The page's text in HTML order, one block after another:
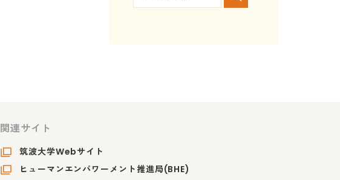
関連サイト
筑波大学Webサイト
ヒューマンエンパワーメント推進局(BHE)